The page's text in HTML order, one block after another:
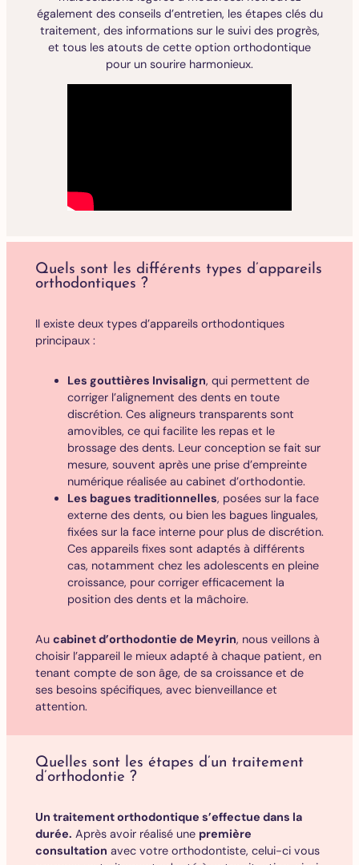
également des conseils d’entretien, les étapes clés du
traitement, des informations sur le suivi des progrès,
et tous les atouts de cette option orthodontique
pour un sourire harmonieux.
Quels sont les différents types d’appareils
orthodontiques ?
Il existe deux types d’appareils orthodontiques
principaux :
Les gouttières Invisalign, qui permettent de
corriger l’alignement des dents en toute
discrétion. Ces aligneurs transparents sont
amovibles, ce qui facilite les repas et le
brossage des dents. Leur conception se fait sur
mesure, souvent après une prise d’empreinte
numérique réalisée au cabinet d’orthodontie.
Les bagues traditionnelles, posées sur la face
externe des dents, ou bien les bagues linguales,
fixées sur la face interne pour plus de discrétion.
Ces appareils fixes sont adaptés à différents
cas, notamment chez les adolescents en pleine
croissance, pour corriger efficacement la
position des dents et la mâchoire.
Au cabinet d’orthodontie de Meyrin, nous veillons à
choisir l’appareil le mieux adapté à chaque patient, en
tenant compte de son âge, de sa croissance et de
ses besoins spécifiques, avec bienveillance et
attention.
Quelles sont les étapes d’un traitement
d’orthodontie ?
Un traitement orthodontique s’effectue dans la
durée. Après avoir réalisé une première
consultation avec votre orthodontiste, celui-ci vous